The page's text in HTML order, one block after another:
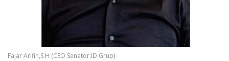
Fajar Arifin,S.H (CEO Senator.ID Grup)